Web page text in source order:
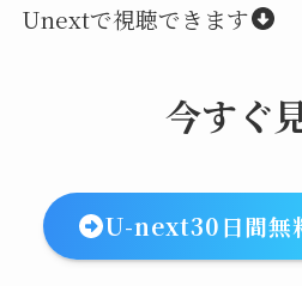
Unextで視聴できます
今すぐ
U-next30日間無